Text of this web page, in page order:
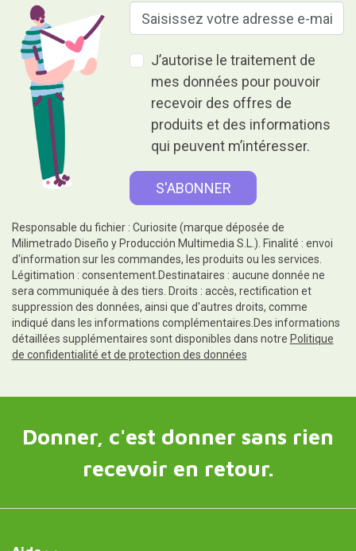
J’autorise le traitement de
mes données pour pouvoir
recevoir des offres de
produits et des informations
qui peuvent m’intéresser.
Responsable du fichier : Curiosite (marque déposée de
Milimetrado Diseño y Producción Multimedia S.L.). Finalité : envoi
d'information sur les commandes, les produits ou les services.
Légitimation : consentement.Destinataires : aucune donnée ne
sera communiquée à des tiers. Droits : accès, rectification et
suppression des données, ainsi que d'autres droits, comme
indiqué dans les informations complémentaires.Des informations
détaillées supplémentaires sont disponibles dans notre Politique
de confidentialité et de protection des données
Donner, c'est donner sans rien
recevoir en retour.